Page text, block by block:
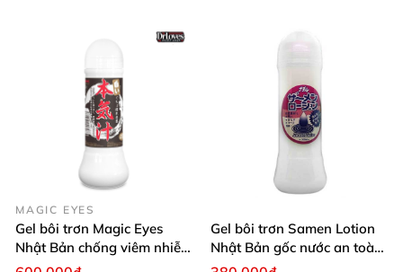
MAGIC EYES
Gel bôi trơn Magic Eyes
Nhật Bản chống viêm nhiễm
bôi trơn tự nhiên
Gel bôi trơn Samen Lotion
Nhật Bản gốc nước an toàn
dịu nhẹ